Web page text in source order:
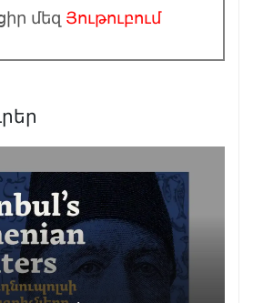
մեզ Յութուբում